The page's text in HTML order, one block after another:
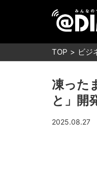
TOP ビジ
凍った
と」開
2025.08.27